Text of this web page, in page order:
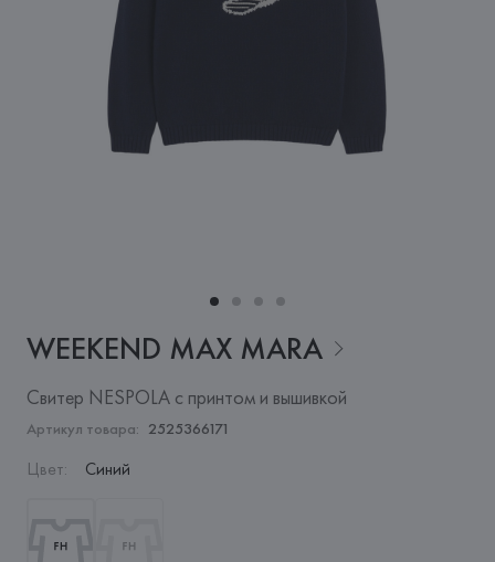
WEEKEND MAX MARA
Свитер NESPOLA с принтом и вышивкой
Артикул товара: 2525366171
Цвет: Синий